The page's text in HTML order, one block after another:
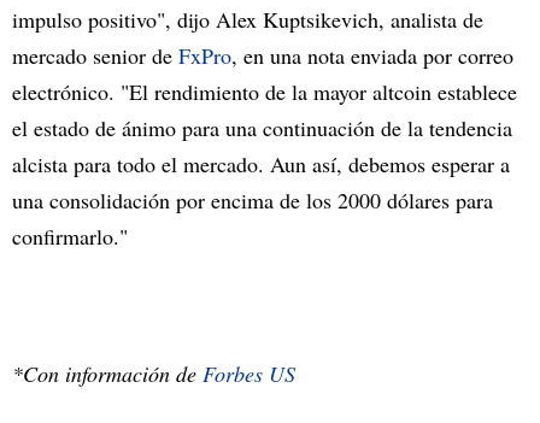
impulso positivo", dijo Alex Kuptsikevich, analista de
mercado senior de FxPro, en una nota enviada por correo
electrónico. "El rendimiento de la mayor altcoin establece
el estado de ánimo para una continuación de la tendencia
alcista para todo el mercado. Aun así, debemos esperar a
una consolidación por encima de los 2000 dólares para
confirmarlo."
*Con información de Forbes US